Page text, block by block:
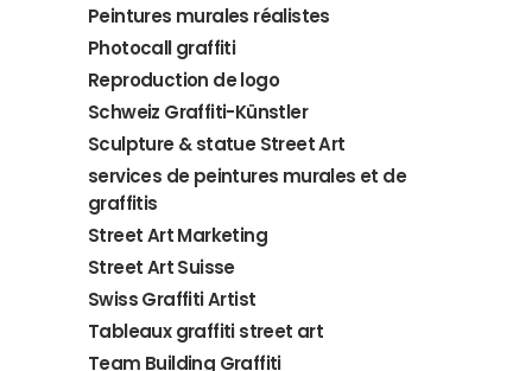
Peintures murales réalistes
Photocall graffiti
Reproduction de logo
Schweiz Graffiti-Künstler
Sculpture & statue Street Art
services de peintures murales et de
graffitis
Street Art Marketing
Street Art Suisse
Swiss Graffiti Artist
Tableaux graffiti street art
Team Building Graffiti